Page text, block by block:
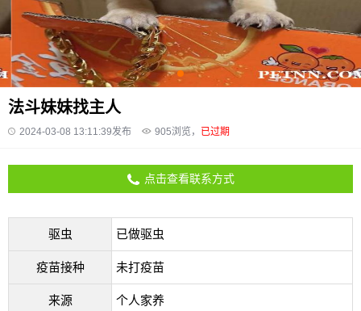
法斗妹妹找主人
2024-03-08 13:11:39发布 905浏览， 已过期
点击查看联系方式
驱虫 已做驱虫
疫苗接种 未打疫苗
来源 个人家养